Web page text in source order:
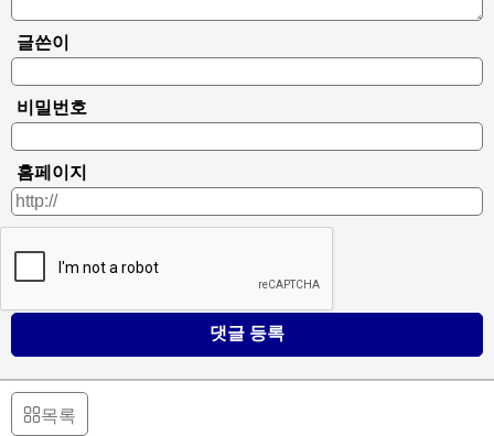
글쓴이
비밀번호
홈페이지
댓글 등록
목록